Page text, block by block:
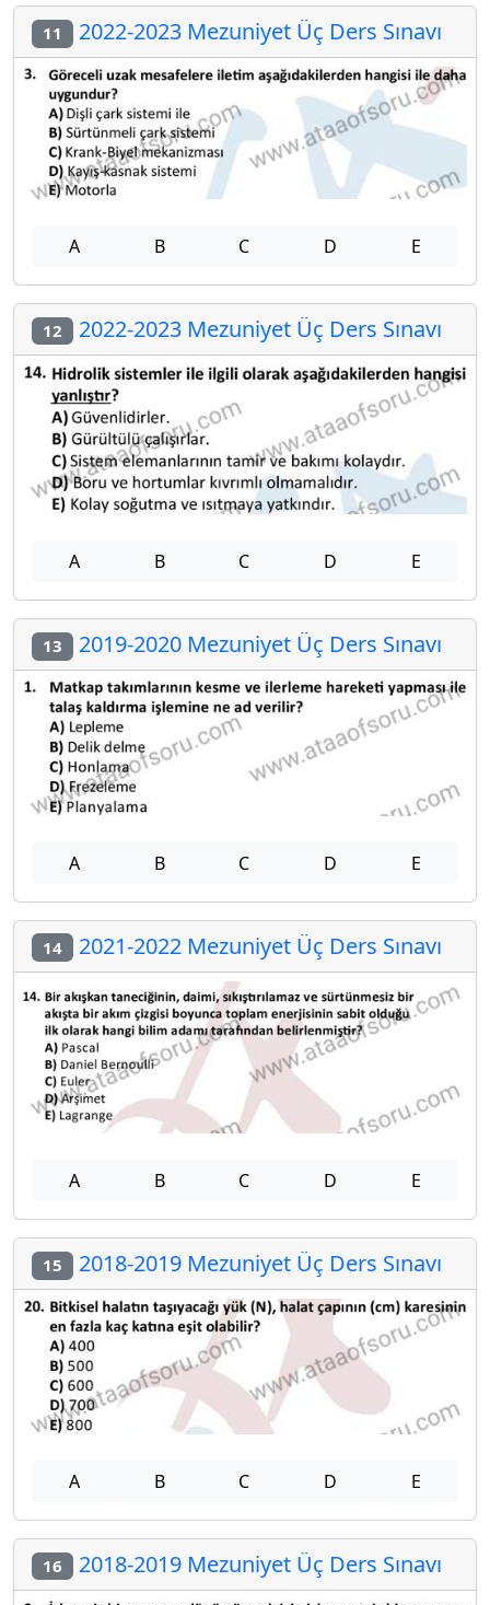
11 2022-2023 Mezuniyet Üç Ders Sınavı
A B C D E
12 2022-2023 Mezuniyet Üç Ders Sınavı
A B C D E
13 2019-2020 Mezuniyet Üç Ders Sınavı
A B C D E
14 2021-2022 Mezuniyet Üç Ders Sınavı
A B C D E
15 2018-2019 Mezuniyet Üç Ders Sınavı
A B C D E
16 2018-2019 Mezuniyet Üç Ders Sınavı